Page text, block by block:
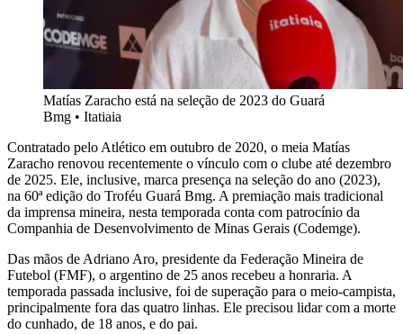
Matías Zaracho está na seleção de 2023 do Guará
Bmg • Itatiaia
Contratado pelo Atlético em outubro de 2020, o meia Matías
Zaracho renovou recentemente o vínculo com o clube até dezembro
de 2025. Ele, inclusive, marca presença na seleção do ano (2023),
na 60ª edição do Troféu Guará Bmg. A premiação mais tradicional
da imprensa mineira, nesta temporada conta com patrocínio da
Companhia de Desenvolvimento de Minas Gerais (Codemge).
Das mãos de Adriano Aro, presidente da Federação Mineira de
Futebol (FMF), o argentino de 25 anos recebeu a honraria. A
temporada passada inclusive, foi de superação para o meio-campista,
principalmente fora das quatro linhas. Ele precisou lidar com a morte
do cunhado, de 18 anos, e do pai.